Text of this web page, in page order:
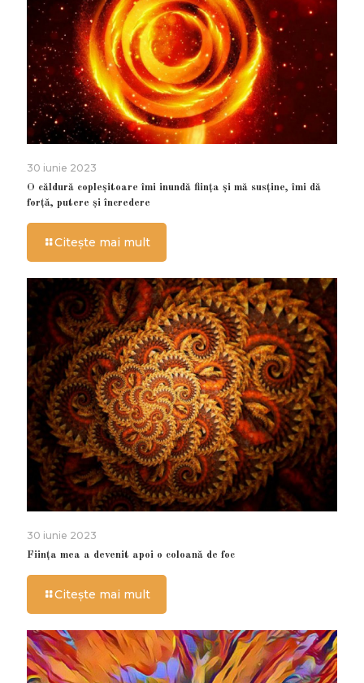
30 iunie 2023
O căldură copleșitoare îmi inundă ființa și mă susține, îmi dă
forță, putere și încredere
Citește mai mult
30 iunie 2023
Ființa mea a devenit apoi o coloană de foc
Citește mai mult